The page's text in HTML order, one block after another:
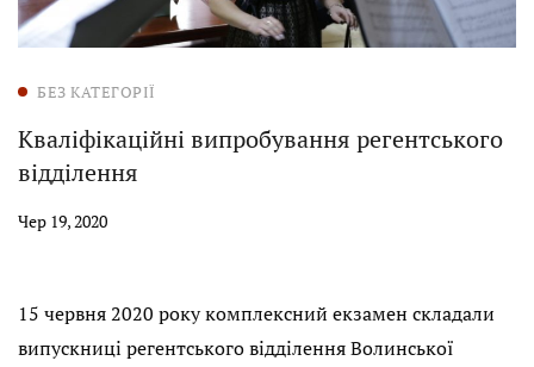
БЕЗ КАТЕГОРІЇ
Кваліфікаційні випробування регентського
відділення
Чер 19, 2020
15 червня 2020 року комплексний екзамен складали
випускниці регентського відділення Волинської